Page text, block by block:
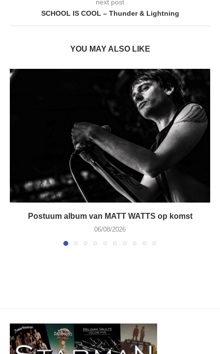
next post
SCHOOL IS COOL – Thunder & Lightning
YOU MAY ALSO LIKE
Postuum album van MATT WATTS op komst
06/08/2026